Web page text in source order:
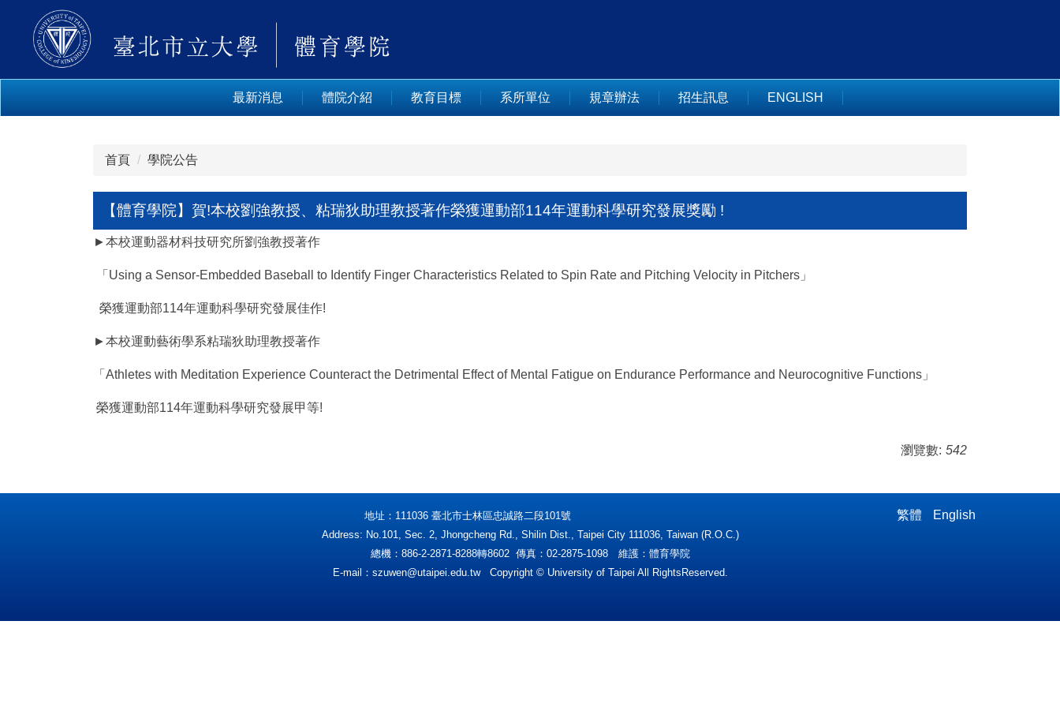
最新消息 體院介紹 教育目標 系所單位 規章辦法 招生訊息 ENGLISH
首頁 學院公告
【體育學院】賀!本校劉強教授、粘瑞狄助理教授著作榮獲運動部114年運動科學研究發展獎勵 !
►本校運動器材科技研究所劉強教授著作
「Using a Sensor-Embedded Baseball to Identify Finger Characteristics Related to Spin Rate and Pitching Velocity in Pitchers」
榮獲運動部114年運動科學研究發展佳作!
►本校運動藝術學系粘瑞狄助理教授著作
「Athletes with Meditation Experience Counteract the Detrimental Effect of Mental Fatigue on Endurance Performance and Neurocognitive Functions」
榮獲運動部114年運動科學研究發展甲等!
瀏覽數: 542
繁體 English
地址：111036 臺北市士林區忠誠路二段101號
Address: No.101, Sec. 2, Jhongcheng Rd., Shilin Dist., Taipei City 111036, Taiwan (R.O.C.)
總機：886-2-2871-8288轉8602 傳真：02-2875-1098 維護：體育學院
E-mail： szuwen@utaipei.edu.twCopyright © University of Taipei All RightsReserved.